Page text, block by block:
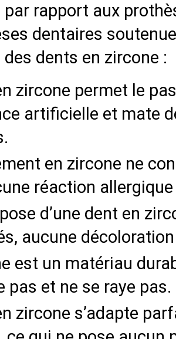
par rapport aux
dentaires
dents en zircone :
zircone permet le
artificielle et mate
en zircone ne
réaction
d’une dent en
aucune
est un matériau
pas et ne se raye pas.
zircone s’adapte